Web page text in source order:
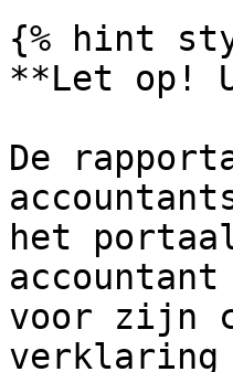
{% hint
**Let op!
De
het
voor zijn
verklaring